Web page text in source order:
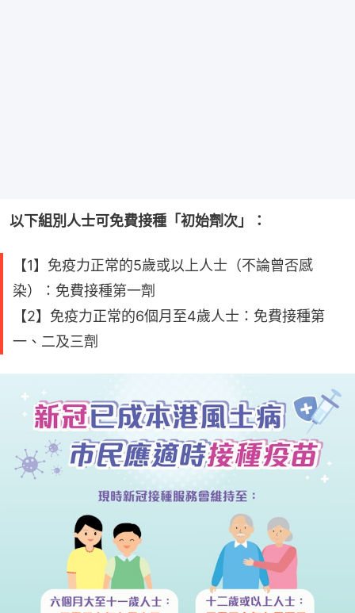
以下組別人士可免費接種「初始劑次」：
【1】免疫力正常的5歲或以上人士（不論曾否感
染）：免費接種第一劑
【2】免疫力正常的6個月至4歲人士：免費接種第
一、二及三劑